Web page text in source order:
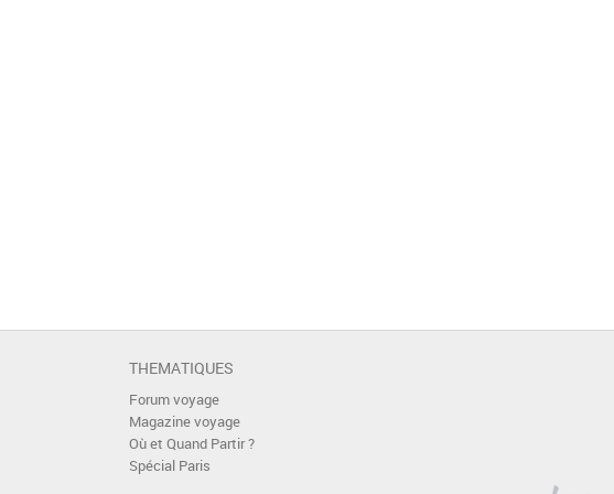
THEMATIQUES
Forum voyage
Magazine voyage
Où et Quand Partir ?
Spécial Paris